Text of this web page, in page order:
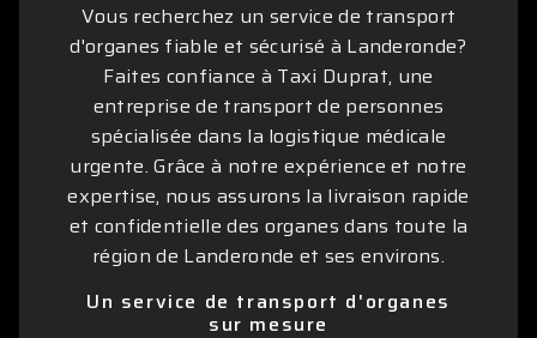
Vous recherchez un service de transport
d'organes fiable et sécurisé à Landeronde?
Faites confiance à Taxi Duprat, une
entreprise de transport de personnes
spécialisée dans la logistique médicale
urgente. Grâce à notre expérience et notre
expertise, nous assurons la livraison rapide
et confidentielle des organes dans toute la
région de Landeronde et ses environs.
Un service de transport d'organes
sur mesure